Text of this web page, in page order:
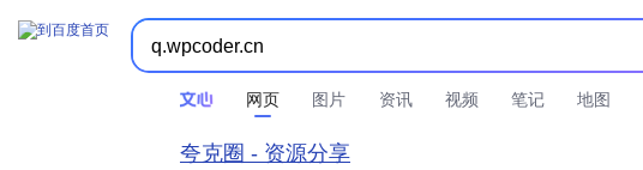
网页 图片 资讯 视频 笔记 地图
夸克圈 - 资源分享